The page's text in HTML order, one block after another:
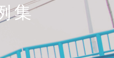
さぎちゃん･その他動物の病気
集